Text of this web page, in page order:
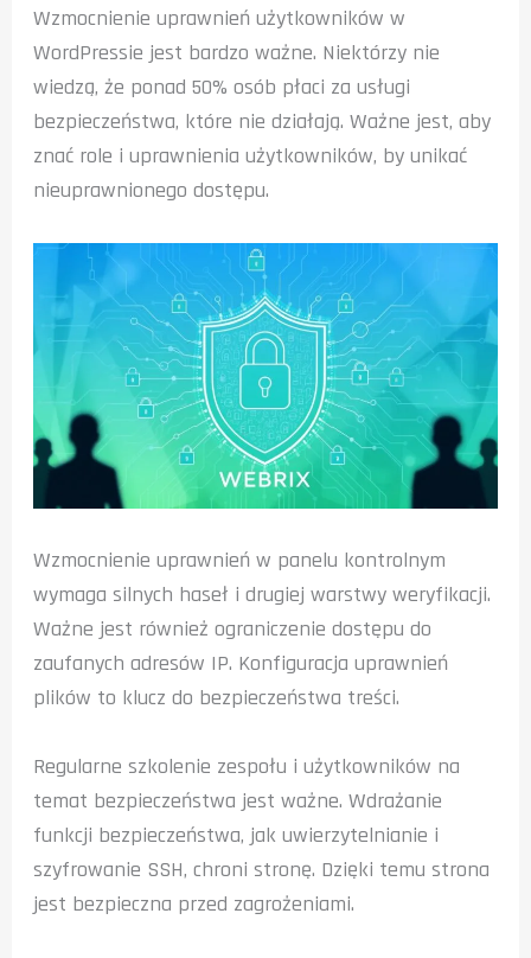
Wzmocnienie uprawnień użytkowników w
WordPressie jest bardzo ważne. Niektórzy nie
wiedzą, że ponad 50% osób płaci za usługi
bezpieczeństwa, które nie działają. Ważne jest, aby
znać role i uprawnienia użytkowników, by unikać
nieuprawnionego dostępu.
Wzmocnienie uprawnień w panelu kontrolnym
wymaga silnych haseł i drugiej warstwy weryfikacji.
Ważne jest również ograniczenie dostępu do
zaufanych adresów IP. Konfiguracja uprawnień
plików to klucz do bezpieczeństwa treści.
Regularne szkolenie zespołu i użytkowników na
temat bezpieczeństwa jest ważne. Wdrażanie
funkcji bezpieczeństwa, jak uwierzytelnianie i
szyfrowanie SSH, chroni stronę. Dzięki temu strona
jest bezpieczna przed zagrożeniami.